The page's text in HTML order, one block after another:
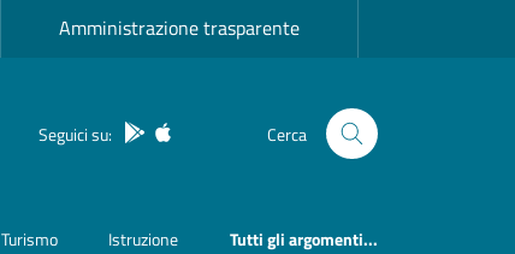
Amministrazione trasparente
Seguici su: App Android
App IOS Cerca
Turismo Istruzione Tutti gli argomenti...